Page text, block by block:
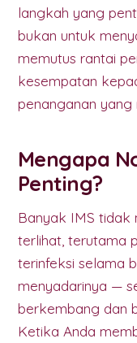
langkah yang
bukan untuk
memutus rantai
kesempatan
penanganan
Mengapa
Penting?
Banyak IMS tidak
terlihat, terutama
terinfeksi selama
menyadarinya —
berkembang dan
Ketika Anda